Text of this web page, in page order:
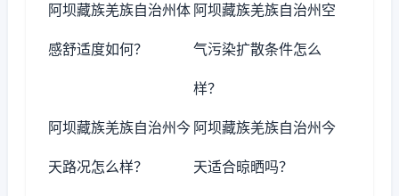
阿坝藏族羌族自治州体
感舒适度如何？
阿坝藏族羌族自治州空
气污染扩散条件怎么
样？
阿坝藏族羌族自治州今
天路况怎么样？
阿坝藏族羌族自治州今
天适合晾晒吗？